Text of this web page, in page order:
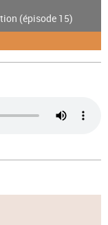
(épisode 15)